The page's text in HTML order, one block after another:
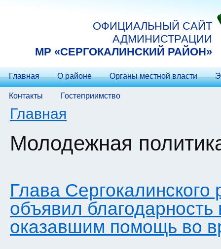
ОФИЦИАЛЬНЫЙ САЙТ
АДМИНИСТРАЦИИ
МP «СЕРГОКАЛИНСКИЙ РАЙОН»
Главная О районе Органы местной власти
Контакты Гостеприимство
Вы здесь
Главная
Молодежная
Глава
объявил
оказавшим помощь во